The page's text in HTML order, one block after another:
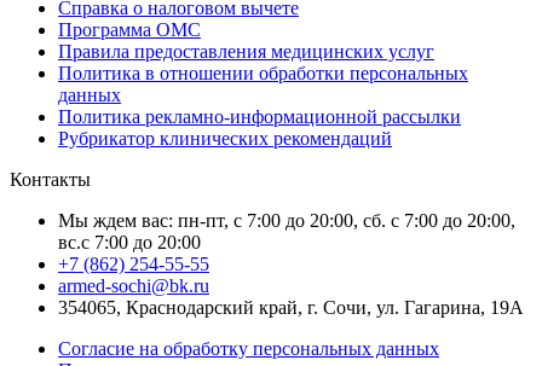
Справка о налоговом вычете
Программа ОМС
Правила предоставления медицинских услуг
Политика в отношении обработки персональных
данных
Политика рекламно-информационной рассылки
Рубрикатор клинических рекомендаций
Контакты
Мы ждем вас: пн-пт, с 7:00 до 20:00, сб. с 7:00 до 20:00,
вс.с 7:00 до 20:00
+7 (862) 254-55-55
armed-sochi@bk.ru
354065, Краснодарский край, г. Сочи, ул. Гагарина, 19А
Согласие на обработку персональных данных